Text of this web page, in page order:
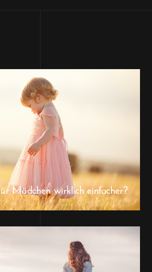
Mädchen wirklich einfacher?